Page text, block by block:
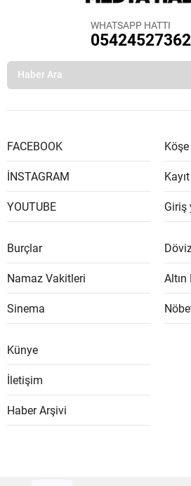
WHATSAPP HATTI
05424527362
FACEBOOK
İNSTAGRAM
YOUTUBE
Köşe
Giriş
Burçlar
Namaz Vakitleri
Sinema
Altın
Künye
İletişim
Haber Arşivi